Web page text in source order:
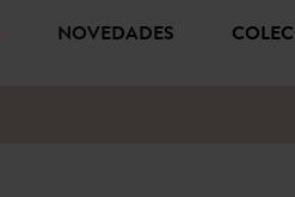
NOVEDADES